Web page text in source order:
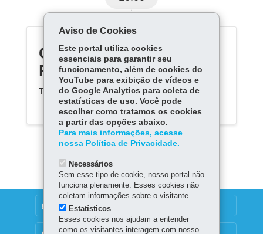
CENTRO EST EDUC
PROFIS DE CURITIBA
Telefone: (41) 32769534
DENUNCIE CORRUPÇÃO
Aviso de Cookies
Este portal utiliza cookies
essenciais para garantir seu
funcionamento, além de cookies do
YouTube para exibição de vídeos e
do Google Analytics para coleta de
estatísticas de uso. Você pode
escolher como tratamos os cookies
a partir das opções abaixo.
Para mais informações, acesse
nossa Política de Privacidade.
Necessários
Sem esse tipo de cookie, nosso portal não
funciona plenamente. Esses cookies não
coletam informações sobre o visitante.
Estatísticos
Esses cookies nos ajudam a entender
como os visitantes interagem com nosso